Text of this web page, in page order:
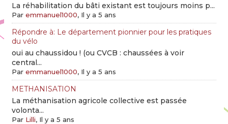
La réhabilitation du bâti existant est toujours moins p...
Paremmanuel1000, Il y a 5 ans
Répondre à: Le département pionnier pour les pratiques
du vélo
oui au chaussidou ! (ou CVCB : chaussées à voir
central...
Paremmanuel1000, Il y a 5 ans
METHANISATION
La méthanisation agricole collective est passée
volonta...
Par Lilli, Il y a 5 ans